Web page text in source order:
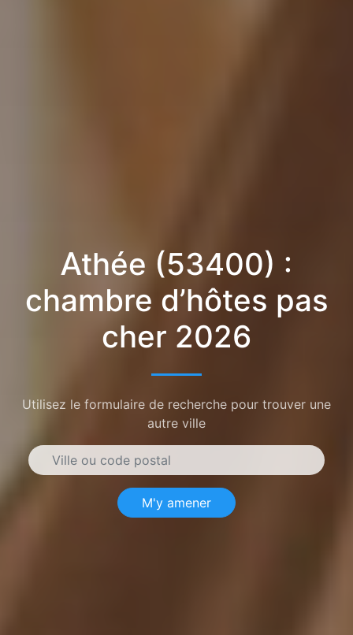
Athée (53400) :
chambre d’hôtes pas
cher 2026
Utilisez le formulaire de recherche pour trouver une
autre ville
M'y amener